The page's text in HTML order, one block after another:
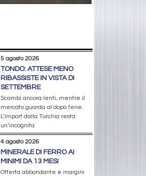
5 agosto 2026
TONDO: ATTESE MENO
RIBASSISTE IN VISTA DI
SETTEMBRE
Scambi ancora lenti, mentre il
mercato guarda al dopo ferie.
L’import dalla Turchia resta
un’incognita
4 agosto 2026
MINERALE DI FERRO AI
MINIMI DA 13 MESI
Offerta abbondante e margini